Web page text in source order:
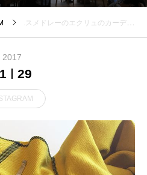
.スメドレーのエクリュのカーデに黄色いマフラー。気分が弾む元気な色もの。.そして女性らしいカーデにすっきりとしたチタンフレームのideaのめがね。.足し算引き算もすこしづつ。.あわせてこちらもどうぞ︎@haus_howell .#margarethowell #johnsmedley #polo collar cardigan #cardigan #micahirosawa#optical #眼鏡#めがねコーデ
2017
29